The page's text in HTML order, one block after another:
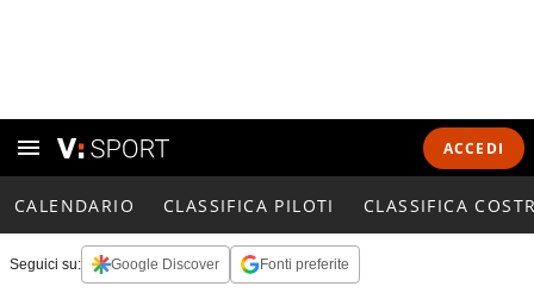
ACCEDI
CALENDARIO CLASSIFICA PILOTI CLASSIFICA
Seguici su: Google Discover Fonti preferite